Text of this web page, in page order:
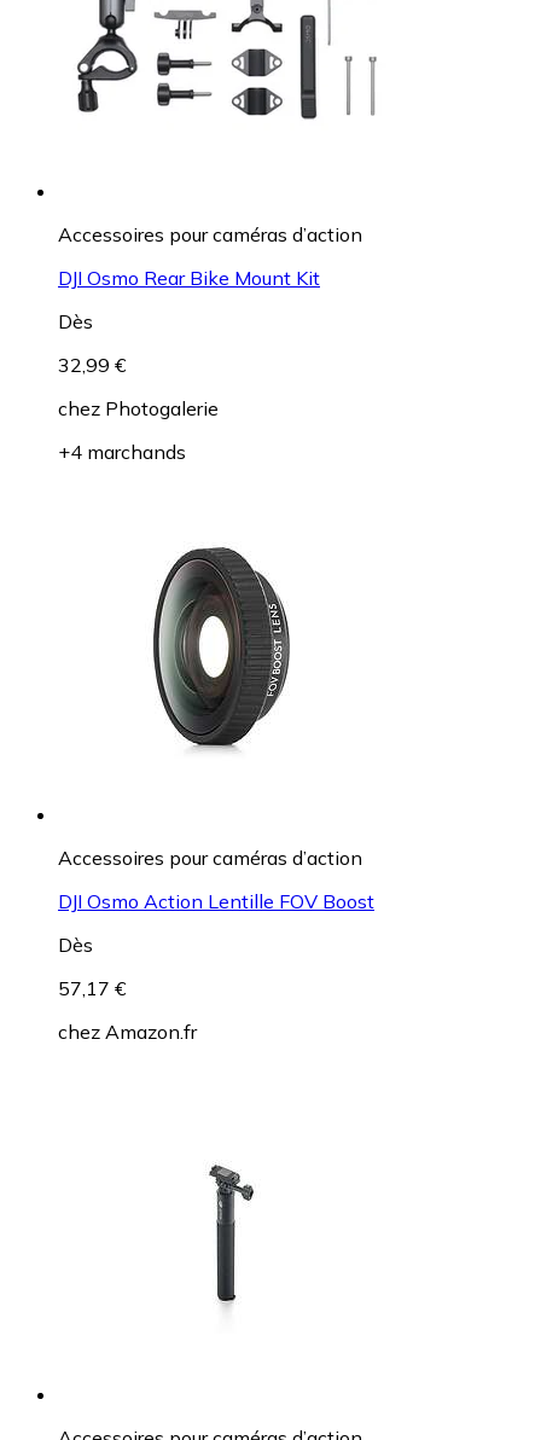
Accessoires pour caméras d’action
DJI Osmo Rear Bike Mount Kit
Dès
32,99 €
chez Photogalerie
+4 marchands
Accessoires pour caméras d’action
DJI Osmo Action Lentille FOV Boost
Dès
57,17 €
chez Amazon.fr